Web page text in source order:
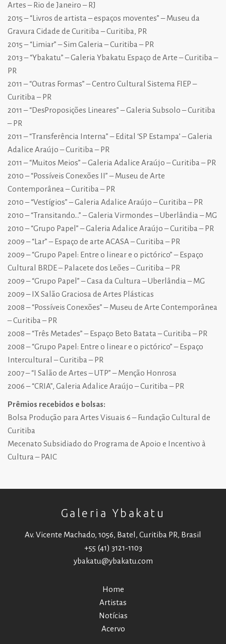
Artes – Rio de Janeiro – RJ
2015 – “Livros de artista – espaços moventes” – Museu da
Gravura Cidade de Curitiba – Curitiba, PR
2015 – “Limiar” – Sim Galeria – Curitiba – PR
2013 – “Ybakatu” – Galeria Ybakatu Espaço de Arte – Curitiba –
PR
2011 – “Outras Formas” – Centro Cultural Sistema FIEP –
Curitiba – PR
2011 – “DesProposições Lineares” – Galeria Subsolo – Curitiba
– PR
2011 – “Transferência Interna” – Edital ‘SP Estampa’ – Galeria
Adalice Araújo – Curitiba – PR
2011 – “Muitos Meios” – Galeria Adalice Araújo – Curitiba – PR
2010 – “Possíveis Conexões II” – Museu de Arte
Contemporânea – Curitiba – PR
2010 – “Vestígios” – Galeria Adalice Araújo – Curitiba – PR
2010 – “Transitando…” – Galeria Virmondes – Uberlândia – MG
2010 – “Grupo Papel” – Galeria Adalice Araújo – Curitiba – PR
2009 – “Lar” – Espaço de arte ACASA – Curitiba – PR
2009 – “Grupo Papel: Entre o linear e o pictórico” – Espaço
Cultural BRDE – Palacete dos Leões – Curitiba – PR
2009 – “Grupo Papel” – Casa da Cultura – Uberlândia – MG
2009 – IX Salão Graciosa de Artes Plásticas
2008 – “Possíveis Conexões” – Museu de Arte Contemporânea
– Curitiba – PR
2008 – “Três Metades” – Espaço Beto Batata – Curitiba – PR
2008 – “Grupo Papel: Entre o linear e o pictórico” – Espaço
Intercultural – Curitiba – PR
2007 – “I Salão de Artes – UTP” – Menção Honrosa
2006 – “CRIA”, Galeria Adalice Araújo – Curitiba – PR
Prêmios recebidos e bolsas:
Bolsa Produção para Artes Visuais 6 – Fundação Cultural de
Curitiba
Mecenato Subsidiado do Programa de Apoio e Incentivo à
Cultura – PAIC
Galeria Ybakatu
Av. Vicente Machado, 1056, Batel, Curitiba PR, Brasil
+55 (41) 3121-1103
ybakatu@ybakatu.com
Home
Artistas
Notícias
Acervo